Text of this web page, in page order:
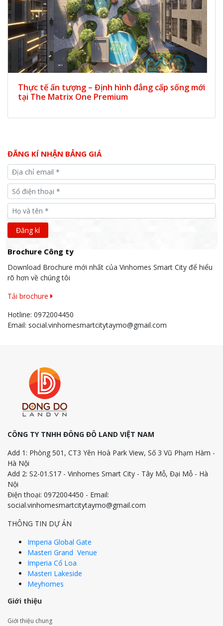
Thực tế ấn tượng – Định hình đẳng cấp sống mới
tại The Matrix One Premium
ĐĂNG KÍ NHẬN BẢNG GIÁ
Brochure Công ty
Download Brochure mới nhất của Vinhomes Smart City để hiểu
rõ hơn về chúng tôi
Tải brochure
Hotline: 0972004450
Email: social.vinhomesmartcitytaymo@gmail.com
CÔNG TY TNHH ĐÔNG ĐÔ LAND VIỆT NAM
Add 1: Phòng 501, CT3 Yên Hoà Park View, Số 3 Vũ Phạm Hàm -
Hà Nội
Add 2: S2-01.S17 - Vinhomes Smart City - Tây Mỗ, Đại Mỗ - Hà
Nội
Điện thoại: 0972004450 - Email:
social.vinhomesmartcitytaymo@gmail.com
THÔNG TIN DỰ ÁN
Imperia Global Gate
Masteri Grand Venue
Imperia Cổ Loa
Masteri Lakeside
Meyhomes
Giới thiệu
Giới thiệu chung